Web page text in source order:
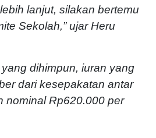
lanjut, silakan bertemu
Sekolah,” ujar Heru
dihimpun, iuran yang
dari kesepakatan antar
nominal Rp620.000 per